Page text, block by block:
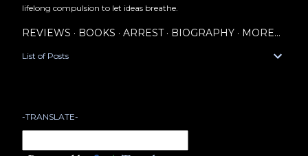
lifelong compulsion to let ideas breathe.
REVIEWS BOOKS ARREST BIOGRAPHY MORE…
List of Posts
-TRANSLATE-